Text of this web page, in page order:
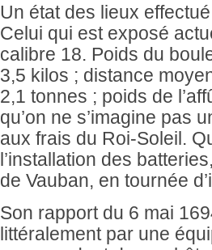
Un état des lieux
Celui qui est exposé
calibre 18. Poids du
3,5 kilos ; distance
2,1 tonnes ; poids de
qu’on ne s’imagine pas
aux frais du Roi-Soleil.
l’installation des
de Vauban, en tournée
Son rapport du 6 mai
littéralement par une